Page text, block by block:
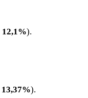
12,1%).
13,37%).